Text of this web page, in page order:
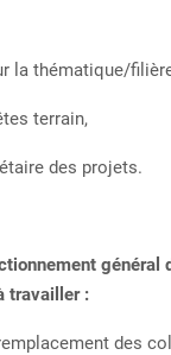
thématique/
terrain,
des projets.
général
travailler :
des